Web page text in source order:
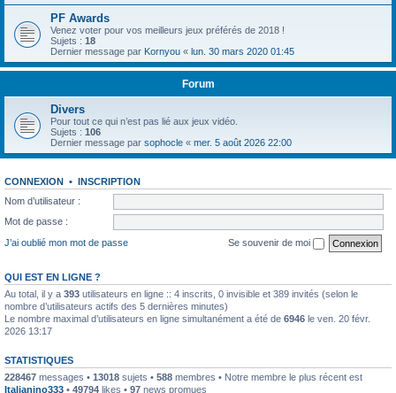
PF Awards
Venez voter pour vos meilleurs jeux préférés de 2018 !
Sujets : 18
Dernier message par Kornyou « lun. 30 mars 2020 01:45
Forum
Divers
Pour tout ce qui n’est pas lié aux jeux vidéo.
Sujets : 106
Dernier message par sophocle « mer. 5 août 2026 22:00
CONNEXION • INSCRIPTION
Nom d’utilisateur :
Mot de passe :
J’ai oublié mon mot de passe
Se souvenir de moi
QUI EST EN LIGNE ?
Au total, il y a 393 utilisateurs en ligne :: 4 inscrits, 0 invisible et 389 invités (selon le
nombre d’utilisateurs actifs des 5 dernières minutes)
Le nombre maximal d’utilisateurs en ligne simultanément a été de 6946 le ven. 20 févr.
2026 13:17
STATISTIQUES
228467 messages • 13018 sujets • 588 membres • Notre membre le plus récent est
Italianino333 • 49794 likes • 97 news promues